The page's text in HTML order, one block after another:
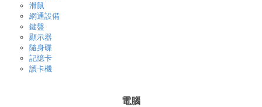
滑鼠
網通設備
鍵盤
顯示器
隨身碟
記憶卡
讀卡機
電腦